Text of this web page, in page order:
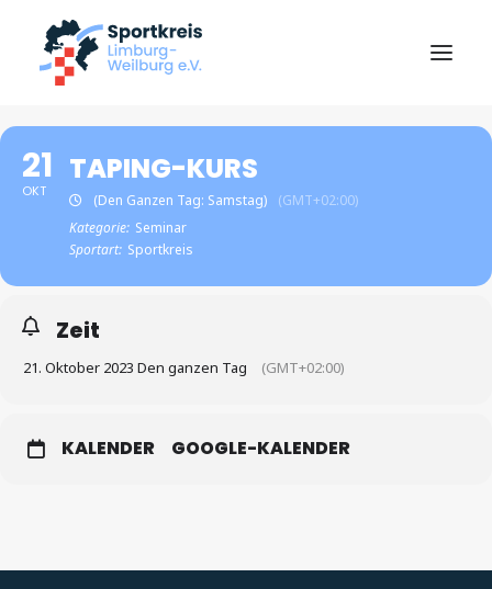
Start
Über uns
News
Ziele & Zahlen
Sportabzeichen
Vereine
21
OKT
TAPING-KURS
(Den Ganzen Tag: Samstag)
(GMT+02:00)
Kategorie: Seminar
Sportart: Sportkreis
Zeit
21. Oktober 2023 Den ganzen Tag (GMT+02:00)
KALENDER GOOGLE-KALENDER